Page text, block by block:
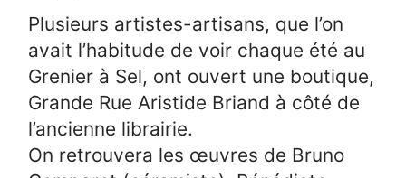
Plusieurs artistes-artisans, que l’on
avait l’habitude de voir chaque été au
Grenier à Sel, ont ouvert une boutique,
Grande Rue Aristide Briand à côté de
l’ancienne librairie.
On retrouvera les œuvres de Bruno